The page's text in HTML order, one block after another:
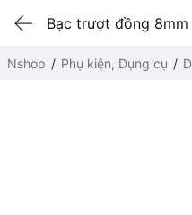
Bạc trượt đồng 8mm
Nshop Phụ kiện, Dụng cụ